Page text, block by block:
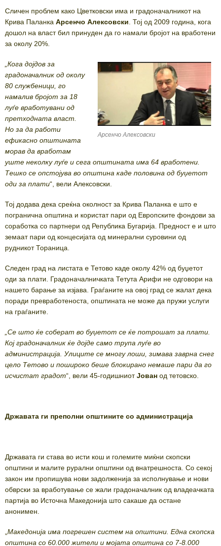
Сличен проблем како Цветковски има и градоначалникот на
Крива Паланка Арсенчо Алексовски . Тој од 2009 година, кога
дошол на власт бил принуден да го намали бројот на вработени
за околу 20%.
Арсенчо Алексовски
„Кога дојдов за
градоначалник од околу
80 службеници, го
намалив бројот за 18
луѓе вработувани од
претходната власт.
Но за да работи
ефикасно општината
морав да вработам
уште неколку луѓе и сега општината има 64 вработени.
Тешко се опстојува во општина каде половина од буџетот
оди за плати“, вели Алексовски.
Тој додава дека среќна околност за Крива Паланка е што е
погранична општина и користат пари од Европските фондови за
соработка со партнери од Република Бугарија. Предност е и што
земаат пари од концесијата од минерални суровини од
рудникот Тораница.
Следен град на листата е Тетово каде околу 42% од буџетот
оди за плати. Градоначалничката Тетута Арифи не одговори на
нашето барање за изјава. Граѓаните на овој град се жалат дека
поради превработеноста, општината не може да пружи услуги
на граѓаните.
„Се што ќе соберат во буџетот се ќе потрошат за плати.
Кој градоначалник ќе дојде само трупа луѓе во
администрација. Улиците се многу лоши, зимава заврна снег
цело Тетово и пошироко беше блокирано немаше пари да го
исчистат градот“, вели 45-годишниотЈован од тетовско.
Државата ги преполни општините со администрација
Државата ги става во исти кош и големите миќни скопски
општини и малите рурални општини од внатрешноста. Со секој
закон им пропишува нови задолженија за исполнување и нови
обврски за вработување се жали градоначалник од владеачката
партија во Источна Македонија што сакаше да остане
анонимен.
Македонија има погрешен систем на општини. Една скопска
општина со 60.000 жители и мојата општина со 7-8.000